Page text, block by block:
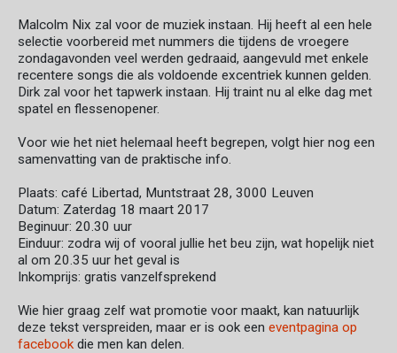
Malcolm Nix zal voor de muziek instaan. Hij heeft al een hele
selectie voorbereid met nummers die tijdens de vroegere
zondagavonden veel werden gedraaid, aangevuld met enkele
recentere songs die als voldoende excentriek kunnen gelden.
Dirk zal voor het tapwerk instaan. Hij traint nu al elke dag met
spatel en flessenopener.
Voor wie het niet helemaal heeft begrepen, volgt hier nog een
samenvatting van de praktische info.
Plaats: café Libertad, Muntstraat 28, 3000 Leuven
Datum: Zaterdag 18 maart 2017
Beginuur: 20.30 uur
Einduur: zodra wij of vooral jullie het beu zijn, wat hopelijk niet
al om 20.35 uur het geval is
Inkomprijs: gratis vanzelfsprekend
Wie hier graag zelf wat promotie voor maakt, kan natuurlijk
deze tekst verspreiden, maar er is ook een eventpagina op
facebook die men kan delen.